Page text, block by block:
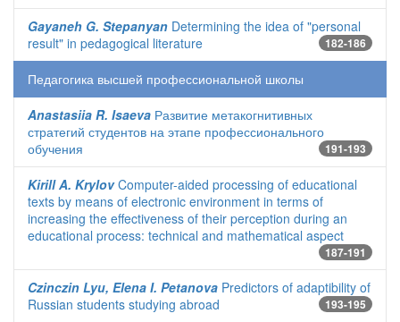
Gayaneh G. Stepanyan Determining the idea of "personal
result" in pedagogical literature
182-186
Педагогика высшей профессиональной школы
Anastasiia R. Isaeva Развитие метакогнитивных
стратегий студентов на этапе профессионального
обучения
191-193
Kirill A. KrylovComputer-aided processing of educational
texts by means of electronic environment in terms of
increasing the effectiveness of their perception during an
educational process: technical and mathematical aspect
187-191
Czinczin Lyu, Elena I. Petanova Predictors of adaptibility of
Russian students studying abroad
193-195